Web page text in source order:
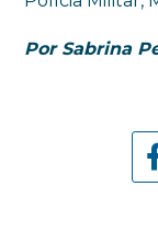
Por Sabrina